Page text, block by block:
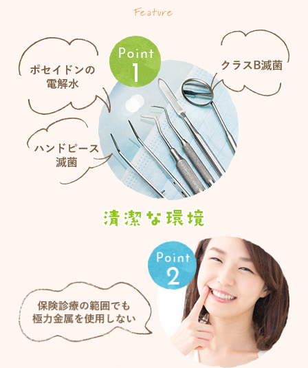
Feature
清潔な環境